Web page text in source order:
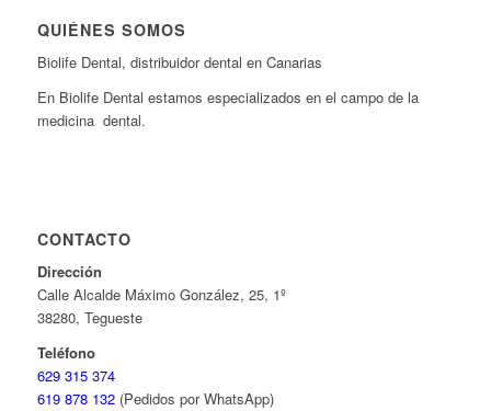
QUIÉNES SOMOS
Biolife Dental, distribuidor dental en Canarias
En Biolife Dental estamos especializados en el campo de la
medicina dental.
CONTACTO
Dirección
Calle Alcalde Máximo González, 25, 1º
38280, Tegueste
Teléfono
629 315 374
619 878 132(Pedidos por WhatsApp)